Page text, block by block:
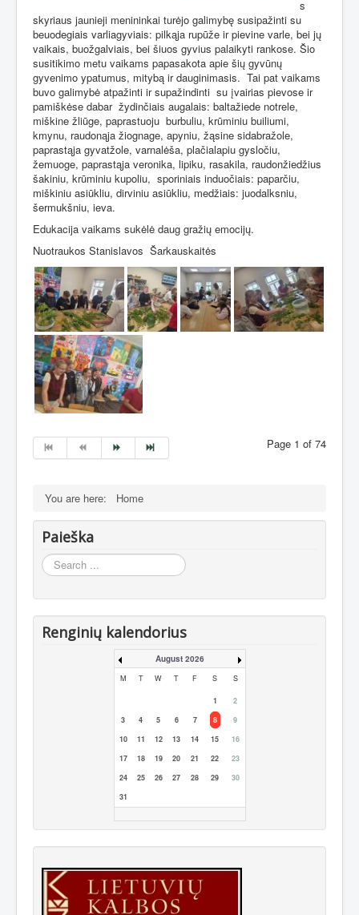
s
skyriaus jaunieji menininkai turėjo galimybę susipažinti su
beuodegiais varliagyviais: pilkąja rupūže ir pievine varle, bei jų
vaikais, buožgalviais, bei šiuos gyvius palaikyti rankose. Šio
susitikimo metu vaikams papasakota apie šių gyvūnų
gyvenimo ypatumus, mitybą ir dauginimasis. Tai pat vaikams
buvo galimybė atpažinti ir supažindinti su įvairias pievose ir
pamiškėse dabar žydinčiais augalais: baltažiede notrele,
miškine žliūge, paprastuoju burbuliu, krūminiu builiumi,
kmynu, raudonąja žiognage, apyniu, žąsine sidabražole,
paprastąja gyvatžole, varnalėša, plačialapiu gysločiu,
žemuoge, paprastąja veronika, lipiku, rasakila, raudonžiedžius
šakiniu, krūminiu kupoliu, sporiniais induočiais: paparčiu,
miškiniu asiūkliu, dirviniu asiūkliu, medžiais: juodalksniu,
šermukšniu, ieva.
Edukacija vaikams sukėlė daug gražių emocijų.
Nuotraukos Stanislavos Šarkauskaitės
Page 1 of 74
You are here: Home
Paieška
Search
...
Renginių kalendorius
August 2026
M T W T F S S
1
2
3
4 5 6 7 8
9
10
11 12 13 14 15
16
17
18 19 20 21 22
23
24
25 26 27 28 29
30
31